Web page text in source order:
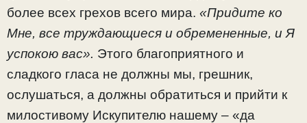
более всех грехов всего мира. «Придите ко
Мне, все труждающиеся и обремененные, и Я
успокою вас». Этого благоприятного и
сладкого гласа не должны мы, грешник,
ослушаться, а должны обратиться и прийти к
милостивому Искупителю нашему – «да